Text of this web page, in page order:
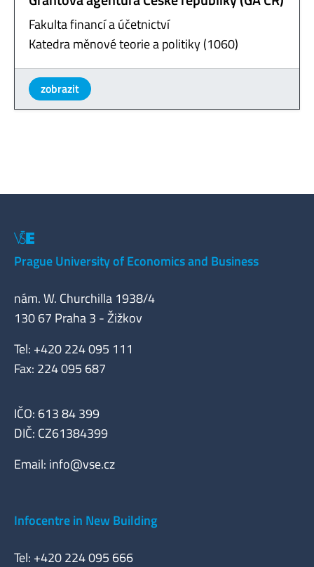
Fakulta financí a účetnictví
Katedra měnové teorie a politiky (1060)
zobrazit
Prague University of Economics and Business
nám. W. Churchilla 1938/4
130 67 Praha 3 - Žižkov
Tel: +420 224 095 111
Fax: 224 095 687
IČO: 613 84 399
DIČ: CZ61384399
Email: info@vse.cz
Infocentre in New Building
Tel: +420 224 095 666